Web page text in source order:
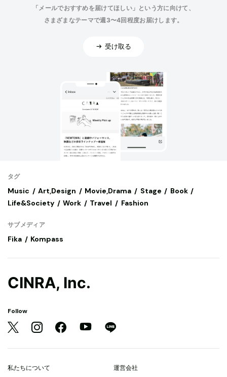
「メールでおすすめを届けてほしい」という方に向けて、
さまざまなテーマで週3〜4回程度お届けします。
受け取る
タグ
Music Art,Design Movie,Drama Stage
Book
Life&Society
Work Travel Fashion
サブメディア
Fika Kompass
CINRA, Inc.
Follow
私たちについて 運営会社